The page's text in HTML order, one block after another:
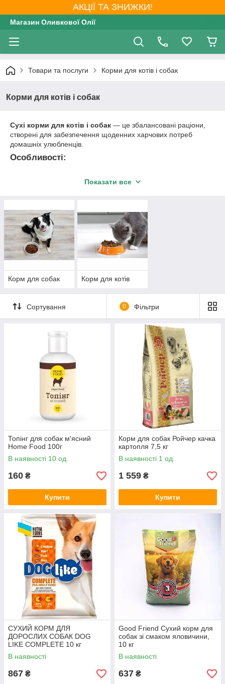
АКЦІЇ ТА ЗНИЖКИ!
Магазин Оливкової Олії
Товари та послуги Корми для котів і собак
Корми для котів і собак
Сухі корми для котів і собак — це збалансовані раціони,
створені для забезпечення щоденних харчових потреб
домашніх улюбленців.
Особливості:
Різноманітність рецептур : для різних вікових груп,
Переваги для здоров’я
: сприяють підтримці
здоров’я зубів, травлення та загального стану
організму.
Склад: високоякісні інгредієнти, збагачені вітамінами,
мінералами та амінокислотами.
Продукція орієнтована на турботливих власників, які прагнуть
забезпечити своїм тваринам оптимальне харчування для
довгого та здорового життя.
Показати все
Корм для собак Корм для котів
Сортування 0 Фільтри
Топінг для собак м'ясний
Home Food 100г
В наявності 10 од.
160 ₴
Купити
Корм для собак Ройчер качка
картопля 7,5 кг
В наявності 1 од.
1 559 ₴
Купити
СУХИЙ КОРМ ДЛЯ
ДОРОСЛИХ СОБАК DOG
LIKE COMPLETE 10 кг
В наявності
867 ₴
Good Friend Сухий корм для
собак зі смаком яловичини,
10 кг
В наявності
637 ₴